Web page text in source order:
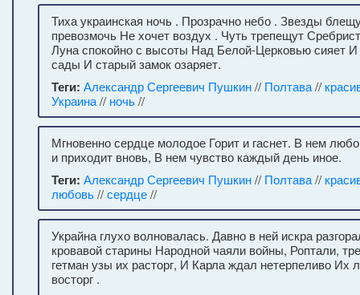
Тиха украинская ночь . Прозрачно небо . Звезды
превозмочь Не хочет воздух . Чуть трепещут
Луна спокойно с высоты Над Белой-Церковью сияет
сады И старый замок озаряет.
Теги: Александр Сергеевич Пушкин// Полтава//
Украина// ночь//
Мгновенно сердце молодое Горит и гаснет. В нем
и приходит вновь, В нем чувство каждый день иное.
Теги: Александр Сергеевич Пушкин// Полтава//
любовь//сердце//
Украйна глухо волновалась. Давно в ней искра
кровавой старины Народной чаяли войны, Роптали,
гетман узы их расторг, И Карла ждал нетерпеливо Их
восторг .